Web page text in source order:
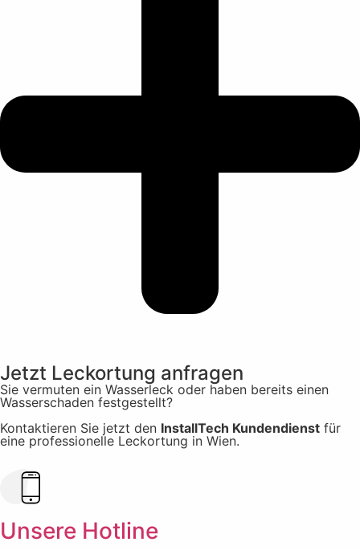
Jetzt Leckortung anfragen
Sie vermuten ein Wasserleck oder haben bereits einen
Wasserschaden festgestellt?
Kontaktieren Sie jetzt den InstallTech Kundendienst für
eine professionelle Leckortung in Wien.
Unsere Hotline